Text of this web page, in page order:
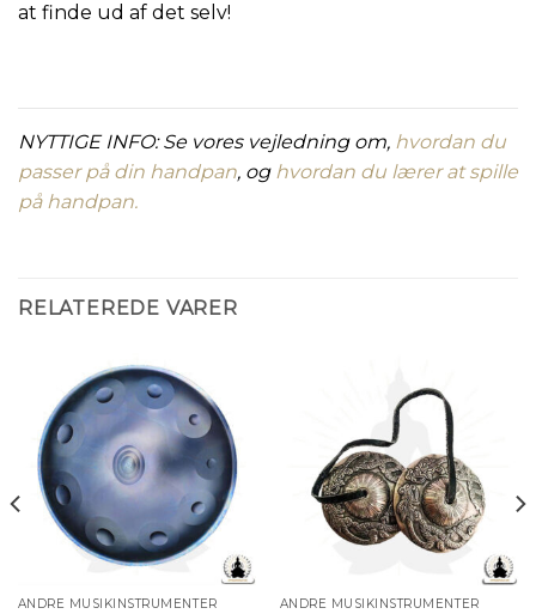
at finde ud af det selv!
NYTTIGE INFO: Se vores vejledning om, hvordan du
passer på din handpan, og hvordan du lærer at spille
på handpan.
RELATEREDE VARER
ANDRE MUSIKINSTRUMENTER ANDRE MUSIKINSTRUMENTER